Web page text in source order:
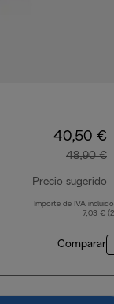
40,50 €
48,90 €
Precio sugerido
Importe de IVA
7,03 €
Comparar